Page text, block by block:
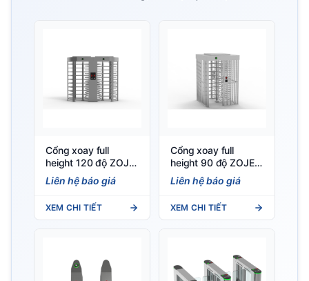
Cổng xoay full
height 120 độ ZOJE
Z2001
Liên hệ báo giá
XEM CHI TIẾT
Cổng xoay full
height 90 độ ZOJE
Z2004 (90° Full
Height Turnstile)
Liên hệ báo giá
XEM CHI TIẾT